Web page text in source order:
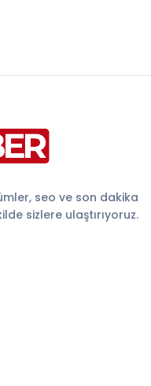
seo ve son dakika
sizlere ulaştırıyoruz.